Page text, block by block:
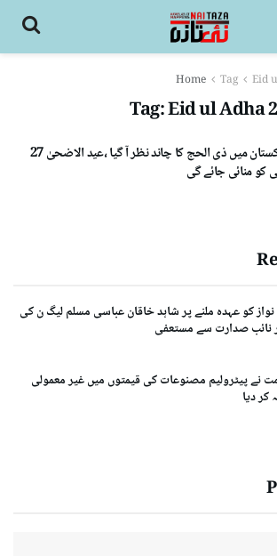
Home Tag Eid
Tag:Eid ul Adha
پاکستان میں ذی الحج کا چاند نظر آ گیا ،عید الاضحیٰ 27
کو منائی جائے گی
کو عہدہ ملنے پر شاہد خاقان عباسی مسلم لیگ ن کی
نائب صدارت سے مستعفی
نے پیٹرولیم مصنوعات کی قیمتوں میں غیر معمولی
کر دیا